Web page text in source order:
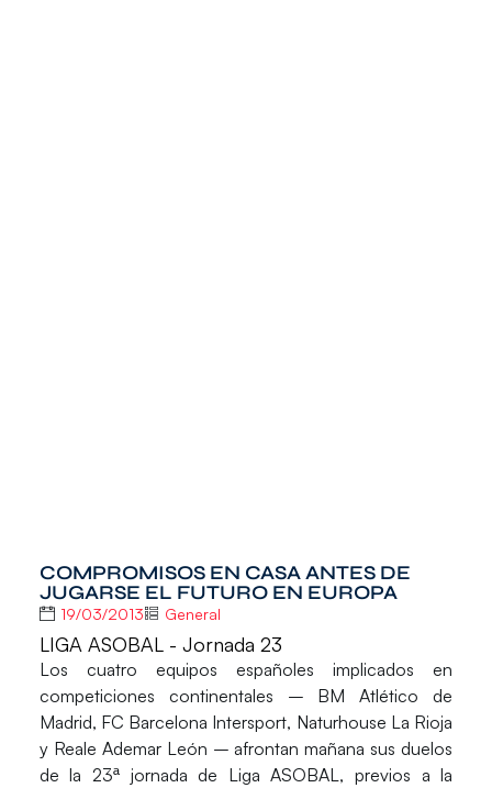
COMPROMISOS EN CASA ANTES DE
JUGARSE EL FUTURO EN EUROPA
19/03/2013 General
LIGA ASOBAL - Jornada 23
Los cuatro equipos españoles implicados en
competiciones continentales – BM Atlético de
Madrid, FC Barcelona Intersport, Naturhouse La Rioja
y Reale Ademar León – afrontan mañana sus duelos
de la 23ª jornada de Liga ASOBAL, previos a la